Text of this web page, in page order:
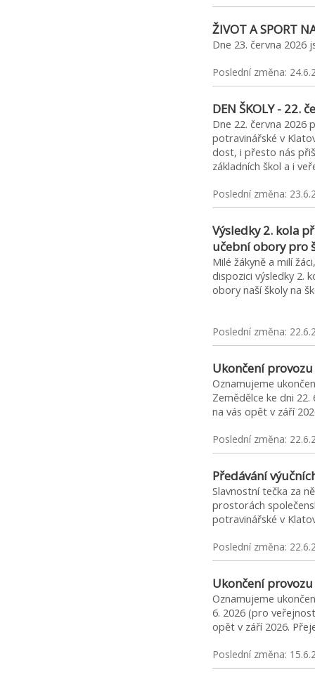
ŽIVOT A SPORT
Dne 23. června 2026
Poslední změna:
DEN ŠKOLY - 22.
Dne 22. června 2026
potravinářské v
dost, i přesto nás
základních škol a i
Poslední změna:
Výsledky 2. kola
učební obory pro
Milé žákyně a milí
dispozici výsledky 2.
obory naší školy
Poslední změna:
Ukončení
Oznamujeme
Zemědělce ke dni
na vás opět v září
Poslední změna:
Předávání
Slavnostní tečka za
prostorách
potravinářské v
Poslední změna:
Ukončení
Oznamujeme
6. 2026 (pro
opět v září 2026.
Poslední změna: